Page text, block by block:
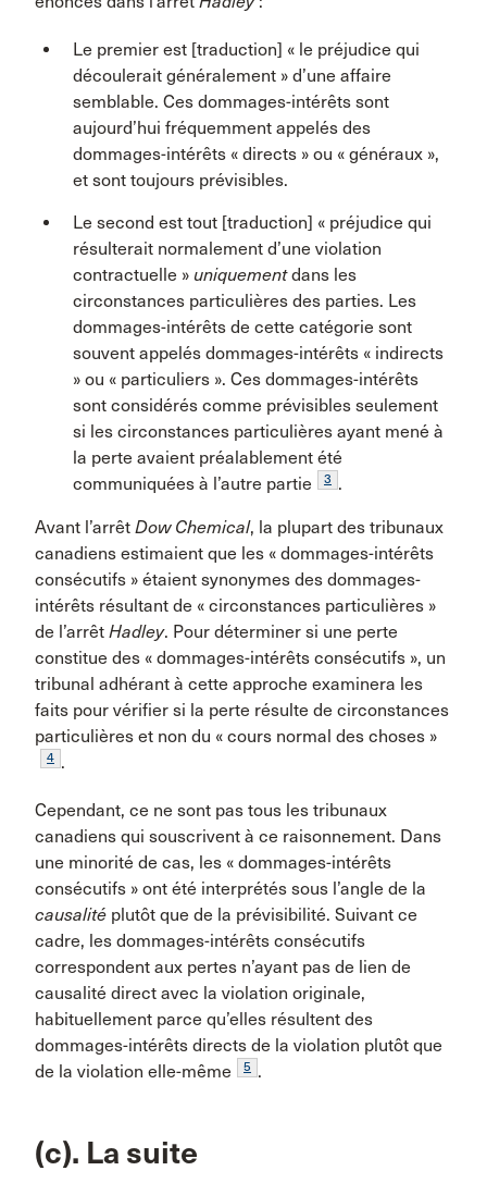
Le premier est [traduction] « le préjudice qui
découlerait généralement » d’une affaire
semblable. Ces dommages-intérêts sont
aujourd’hui fréquemment appelés des
dommages-intérêts « directs » ou « généraux »,
et sont toujours prévisibles.
Le second est tout [traduction] « préjudice qui
résulterait normalement d’une violation
contractuelle » uniquementdans les
circonstances particulières des parties. Les
dommages-intérêts de cette catégorie sont
souvent appelés dommages-intérêts « indirects
» ou « particuliers ». Ces dommages-intérêts
sont considérés comme prévisibles seulement
si les circonstances particulières ayant mené à
la perte avaient préalablement été
communiquées à l’autre partie
3 .
Avant l’arrêt Dow Chemical, la plupart des tribunaux
canadiens estimaient que les « dommages-intérêts
consécutifs » étaient synonymes des dommages-
intérêts résultant de « circonstances particulières »
de l’arrêt Hadley. Pour déterminer si une perte
constitue des « dommages-intérêts consécutifs », un
tribunal adhérant à cette approche examinera les
faits pour vérifier si la perte résulte de circonstances
particulières et non du « cours normal des choses »
4 .
Cependant, ce ne sont pas tous les tribunaux
canadiens qui souscrivent à ce raisonnement. Dans
une minorité de cas, les « dommages-intérêts
consécutifs » ont été interprétés sous l’angle de la
causalité plutôt que de la prévisibilité. Suivant ce
cadre, les dommages-intérêts consécutifs
correspondent aux pertes n’ayant pas de lien de
causalité direct avec la violation originale,
habituellement parce qu’elles résultent des
dommages-intérêts directs de la violation plutôt que
de la violation elle-même
5 .
(c). La suite